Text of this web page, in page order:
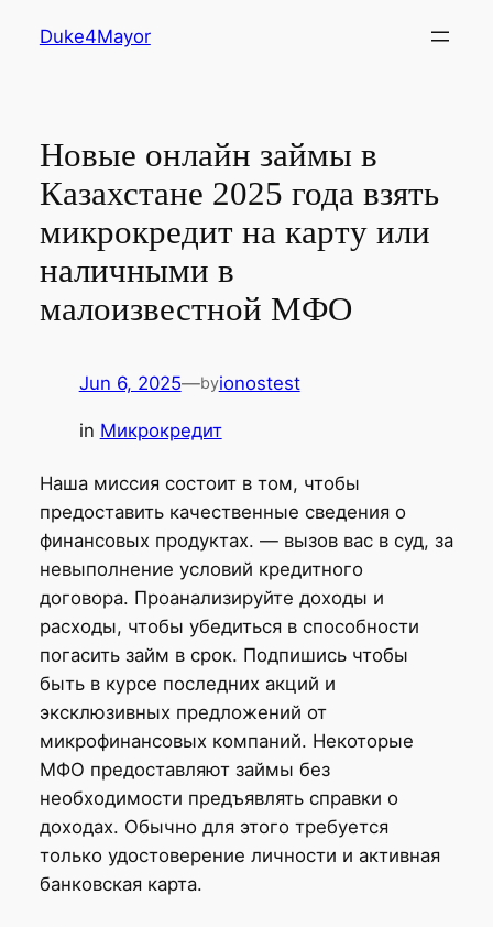
Duke4Mayor
Новые онлайн займы в
Казахстане 2025 года взять
микрокредит на карту или
наличными в
малоизвестной МФО
Jun 6, 2025—byionostest
in Микрокредит
Наша миссия состоит в том, чтобы
предоставить качественные сведения о
финансовых продуктах. — вызов вас в суд, за
невыполнение условий кредитного
договора. Проанализируйте доходы и
расходы, чтобы убедиться в способности
погасить займ в срок. Подпишись чтобы
быть в курсе последних акций и
эксклюзивных предложений от
микрофинансовых компаний. Некоторые
МФО предоставляют займы без
необходимости предъявлять справки о
доходах. Обычно для этого требуется
только удостоверение личности и активная
банковская карта.